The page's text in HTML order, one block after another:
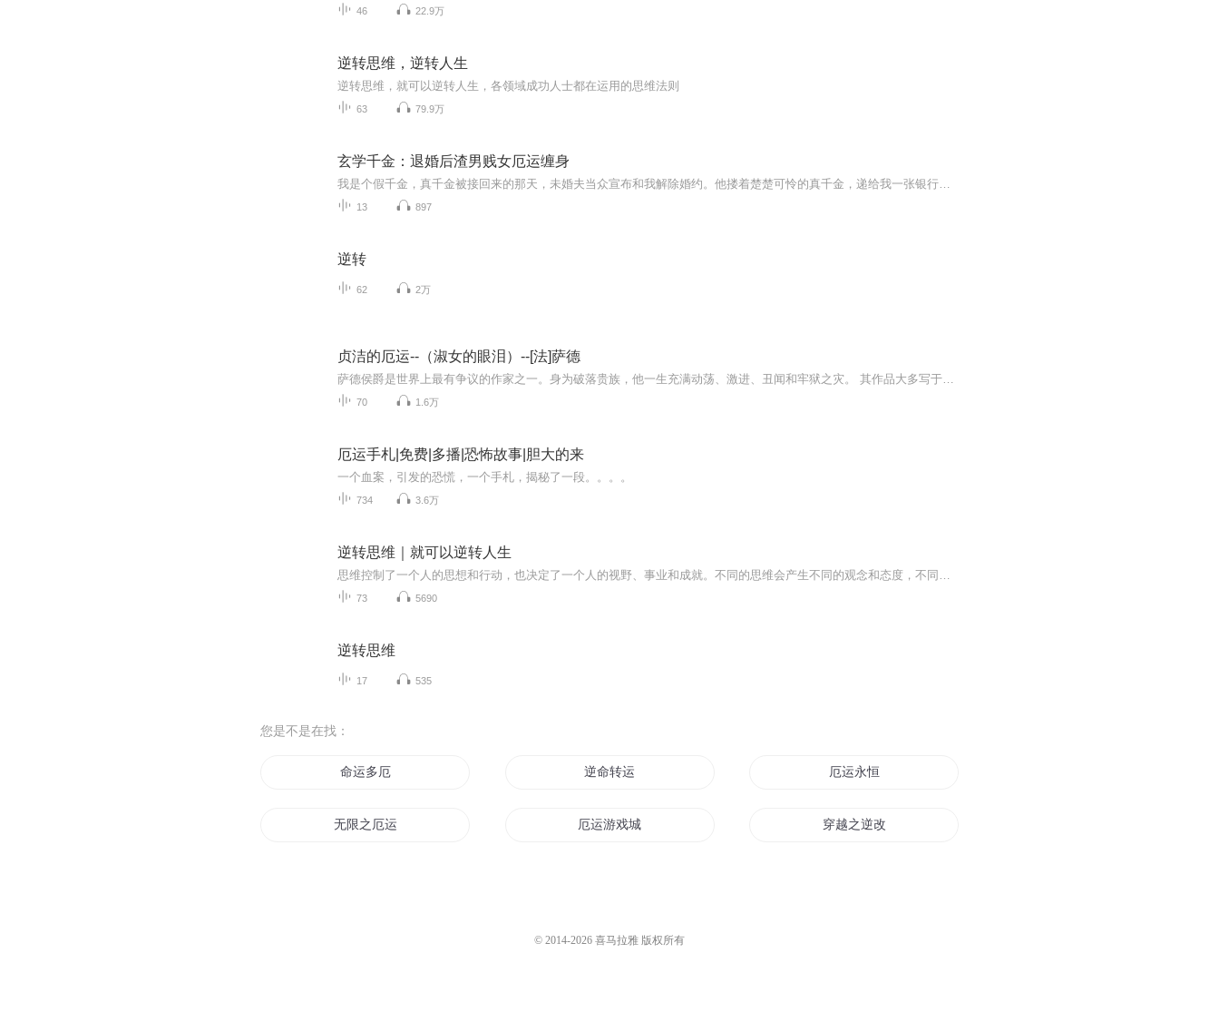
46 22.9万
逆转思维，逆转人生
逆转思维，就可以逆转人生，各领域成功人士都在运用的思维法则
63 79.9万
玄学千金：退婚后渣男贱女厄运缠身
我是个假千金，真千金被接回来的那天，未婚夫当众宣布和我解除婚约。他搂着楚楚可怜的真千金，递给我一张银行卡：「这些钱，够你下半辈子衣食无忧了，别再来纠缠我们。」我看着他俩头顶上那根紧紧纠缠在一起的黑色霉运线，笑了：「钱我收下，祝你们，百年...
13 897
逆转
62 2万
贞洁的厄运--（淑女的眼泪）--[法]萨德
萨德侯爵是世界上最有争议的作家之一。身为破落贵族，他一生充满动荡、激进、丑闻和牢狱之灾。 其作品大多写于狱中，且因情色内容较重而难以出版发表，直至20世纪30年代方见天日。 萨德之作品想象奇特，文思诡异，充满叛逆精神和反理性倾向。 在描述离奇荒...
70 1.6万
厄运手札|免费|多播|恐怖故事|胆大的来
一个血案，引发的恐慌，一个手札，揭秘了一段。。。。
734 3.6万
逆转思维｜就可以逆转人生
思维控制了一个人的思想和行动，也决定了一个人的视野、事业和成就。不同的思维会产生不同的观念和态度，不同的观念和态度产生不同的行动，不同的行动产生不同的结果。
73 5690
逆转思维
17 535
您是不是在找：
命运多厄 逆命转运 厄运永恒
无限之厄运主宰 厄运游戏城 穿越之逆改厄运星盘
© 2014-2026 喜马拉雅 版权所有